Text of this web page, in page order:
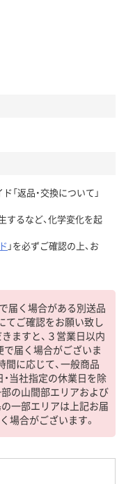
「返品・交換について」
するなど、化学変化を起
」を必ずご確認の上、お
届く場合がある別送品
てご確認をお願い致し
ますと、３営業日以内
で届く場合がございま
に応じて、一般商品
・当社指定の休業日を除
の山間部エリアおよび
の一部エリアは上記お届
場合がございます。